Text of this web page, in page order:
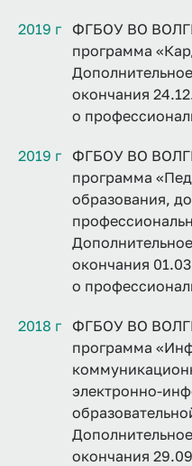
2019 г
ФГБОУ ВО
программа
окончания
о
2019 г
ФГБОУ ВО
программа
образования,
окончания
о
2018 г
ФГБОУ ВО
программа
электронно-
окончания